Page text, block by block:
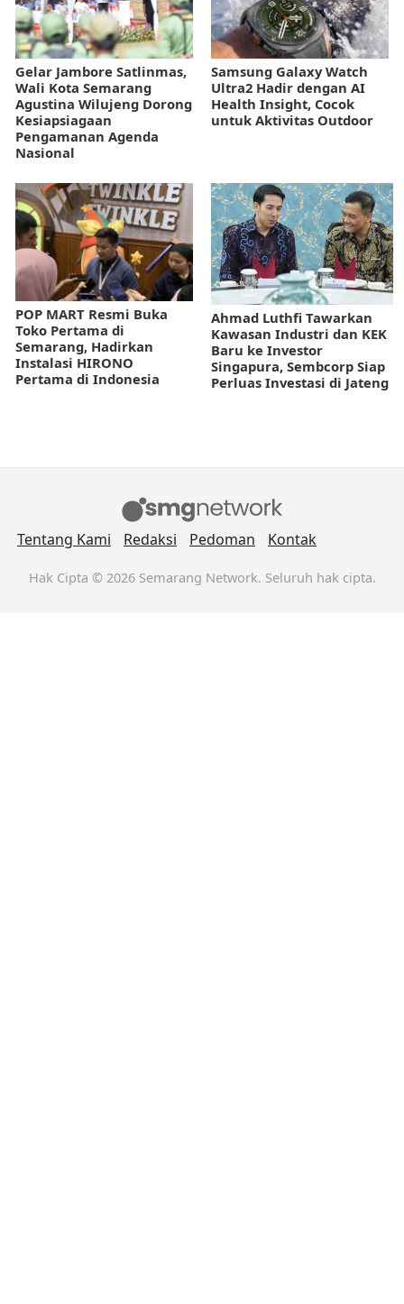
Gelar Jambore Satlinmas,
Wali Kota Semarang
Agustina Wilujeng Dorong
Kesiapsiagaan
Pengamanan Agenda
Nasional
Samsung Galaxy Watch
Ultra2 Hadir dengan AI
Health Insight, Cocok
untuk Aktivitas Outdoor
POP MART Resmi Buka
Toko Pertama di
Semarang, Hadirkan
Instalasi HIRONO
Pertama di Indonesia
Ahmad Luthfi Tawarkan
Kawasan Industri dan KEK
Baru ke Investor
Singapura, Sembcorp Siap
Perluas Investasi di Jateng
Tentang Kami Redaksi Pedoman Kontak
Hak Cipta © 2026 Semarang Network. Seluruh hak cipta.